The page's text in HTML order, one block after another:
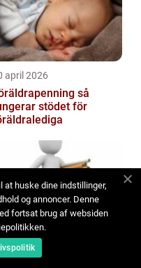
april 2026
så
stödet för
april 2026
lidingö
at huske dine indstillinger,
og annoncer. Denne
fortsat brug af websiden